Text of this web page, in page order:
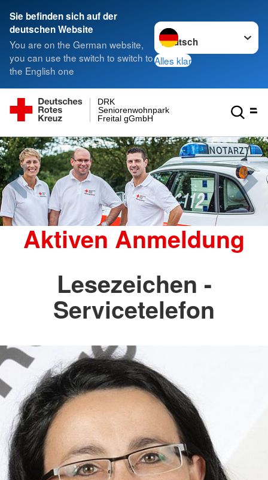
Sie befinden sich auf der
deutschen Website
You are on the German website,
you can use the switch to switch to
the English one
Sprache wechseln zu
Alles klar
Freital gGmbH
Seniorenwohnpark
DRK
Aktiven Anmeldung
Lesezeichen -
Servicetelefon